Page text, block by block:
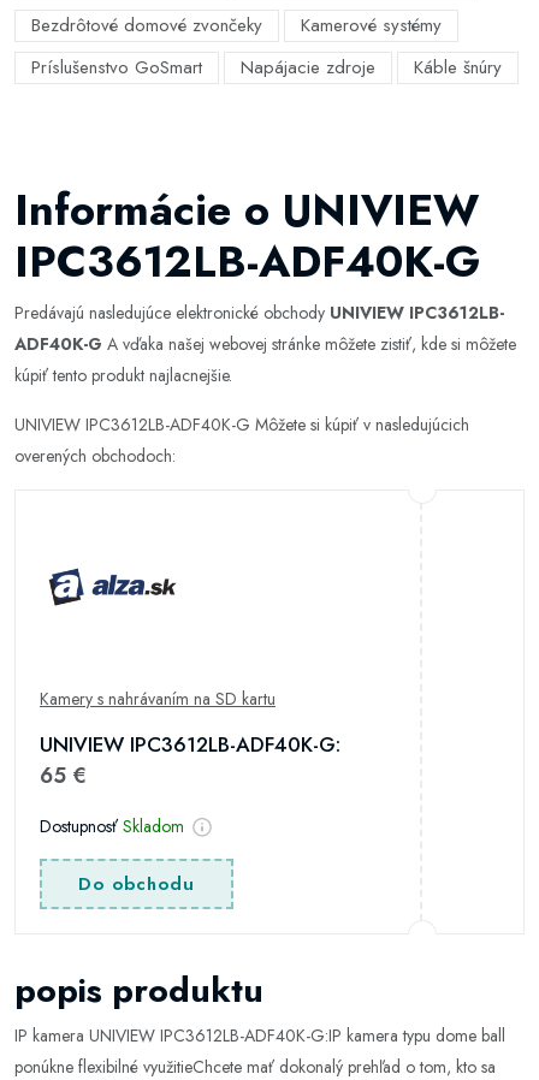
Bezdrôtové domové zvončeky
Kamerové systémy
Príslušenstvo GoSmart
Napájacie zdroje Káble šnúry
Informácie o UNIVIEW
IPC3612LB-ADF40K-G
Predávajú nasledujúce elektronické obchody UNIVIEW IPC3612LB-
ADF40K-G A vďaka našej webovej stránke môžete zistiť, kde si môžete
kúpiť tento produkt najlacnejšie.
UNIVIEW IPC3612LB-ADF40K-G Môžete si kúpiť v nasledujúcich
overených obchodoch:
Kamery s nahrávaním na SD kartu
UNIVIEW IPC3612LB-ADF40K-G:
65 €
Dostupnosť Skladom
Do obchodu
popis produktu
IP kamera UNIVIEW IPC3612LB-ADF40K-G:IP kamera typu dome ball
ponúkne flexibilné využitieChcete mať dokonalý prehľad o tom, kto sa